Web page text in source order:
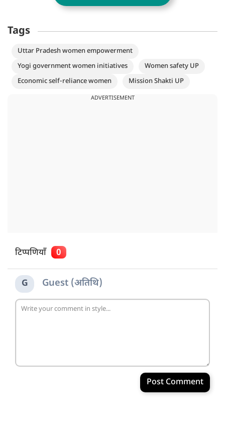
Tags
Uttar Pradesh women empowerment
Yogi government women initiatives
Women safety UP
Economic self-reliance women
Mission Shakti UP
ADVERTISEMENT
टिप्पणियाँ 0
G Guest (अतिथि)
Post Comment